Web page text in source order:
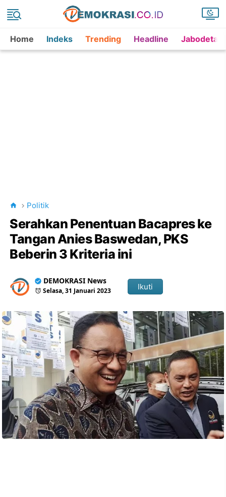
Home Indeks Trending Headline
Politik
Serahkan Penentuan Bacapres ke
Tangan Anies Baswedan, PKS
Beberin 3 Kriteria ini
DEMOKRASI News
Selasa, 31 Januari 2023 Ikuti